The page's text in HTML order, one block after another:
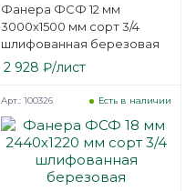
Фанера ФСФ 12 мм
3000х1500 мм сорт 3/4
шлифованная березовая
2 928 ₽/лист
Есть в наличии
Арт.: 100326